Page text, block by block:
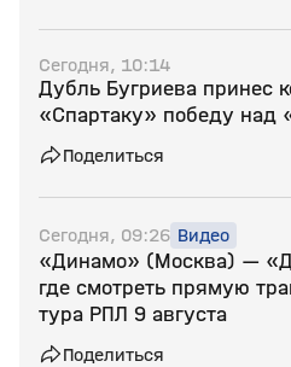
Сегодня, 10:14
Дубль Бугриева принес
«Спартаку» победу над
Поделиться
Сегодня, 09:26 Видео
«Динамо» (Москва) —
где смотреть прямую
тура РПЛ 9 августа
Поделиться